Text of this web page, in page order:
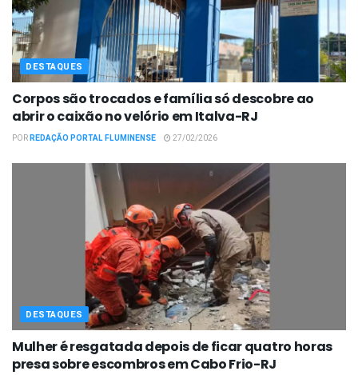
DESTAQUES
Corpos são trocados e família só descobre ao
abrir o caixão no velório em Italva-RJ
PORREDAÇÃO PORTAL FLUMINENSE 27/02/2026
DESTAQUES
Mulher é resgatada depois de ficar quatro horas
presa sobre escombros em Cabo Frio-RJ